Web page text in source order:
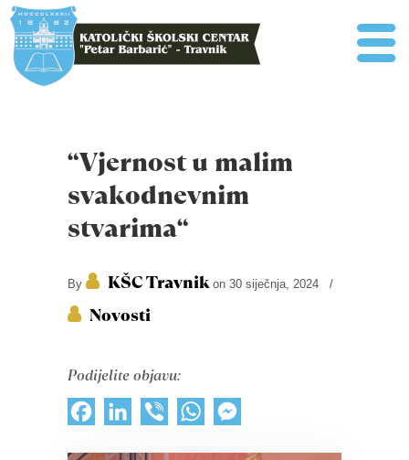
“Vjernost u malim
svakodnevnim
stvarima“
By KŠC Travnikon 30 siječnja, 2024 /
Novosti
Podijelite objavu:
FacebookLinkedInViber WhatsApp